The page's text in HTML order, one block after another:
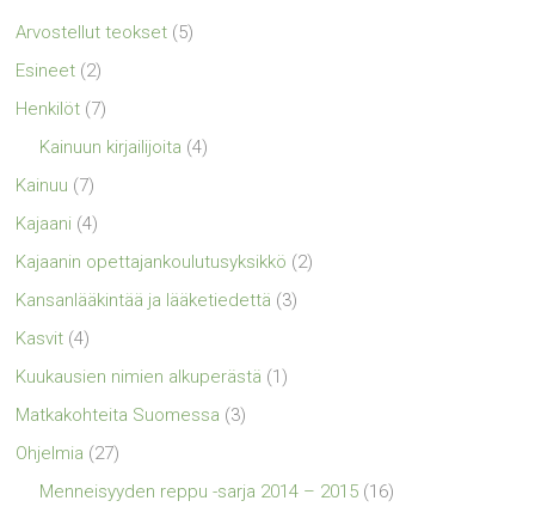
Arvostellut teokset (5)
Esineet (2)
Henkilöt (7)
Kainuun kirjailijoita (4)
Kainuu (7)
Kajaani (4)
Kajaanin opettajankoulutusyksikkö (2)
Kansanlääkintää ja lääketiedettä (3)
Kasvit (4)
Kuukausien nimien alkuperästä (1)
Matkakohteita Suomessa (3)
Ohjelmia (27)
Menneisyyden reppu -sarja 2014 – 2015 (16)